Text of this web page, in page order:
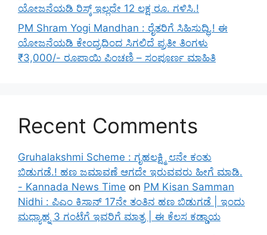
ಯೋಜನೆಯಡಿ ರಿಸ್ಕ್‌ ಇಲ್ಲದೇ 12 ಲಕ್ಷ ರೂ. ಗಳಿಸಿ.!
PM Shram Yogi Mandhan : ರೈತರಿಗೆ ಸಿಹಿಸುದ್ಧಿ.! ಈ
ಯೋಜನೆಯಡಿ ಕೇಂದ್ರದಿಂದ ಸಿಗಲಿದೆ ಪ್ರತೀ ತಿಂಗಳು
₹3,000/- ರೂಪಾಯಿ ಪಿಂಚಣಿ – ಸಂಪೂರ್ಣ ಮಾಹಿತಿ
Recent Comments
Gruhalakshmi Scheme : ಗೃಹಲಕ್ಷ್ಮಿ ೮ನೇ ಕಂತು
ಬಿಡುಗಡೆ.! ಹಣ ಜಮಾವಣೆ ಆಗದೇ ಇರುವವರು ಹೀಗೆ ಮಾಡಿ.
- Kannada News Time on PM Kisan Samman
Nidhi : ಪಿಎಂ ಕಿಸಾನ್ 17ನೇ ತಂತಿನ ಹಣ ಬಿಡುಗಡೆ | ಇಂದು
ಮಧ್ಯಾಹ್ನ 3 ಗಂಟೆಗೆ ಇವರಿಗೆ ಮಾತ್ರ | ಈ ಕೆಲಸ ಕಡ್ಡಾಯ